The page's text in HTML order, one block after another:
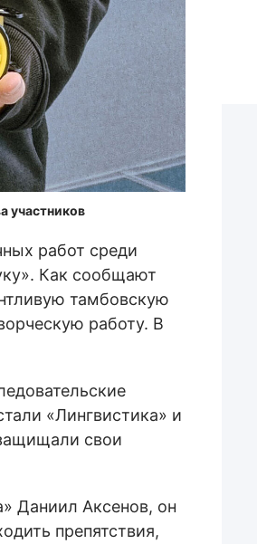
участников
работ среди
Как сообщают
тамбовскую
работу. В
«Лингвистика» и
свои
Даниил Аксенов, он
препятствия,